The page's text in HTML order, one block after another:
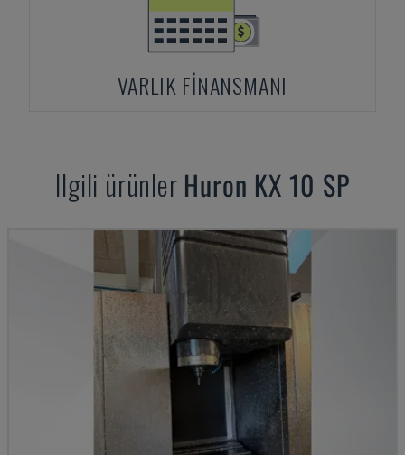
VARLIK FINANSMANI
Ilgili ürünler Huron KX 10 SP